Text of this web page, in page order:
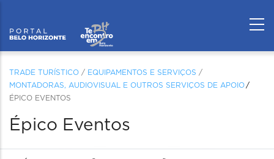
TRADE TURÍSTICO / EQUIPAMENTOS E SERVIÇOS /
MONTADORAS, AUDIOVISUAL E OUTROS SERVIÇOS DE APOIO
ÉPICO EVENTOS
Épico Eventos